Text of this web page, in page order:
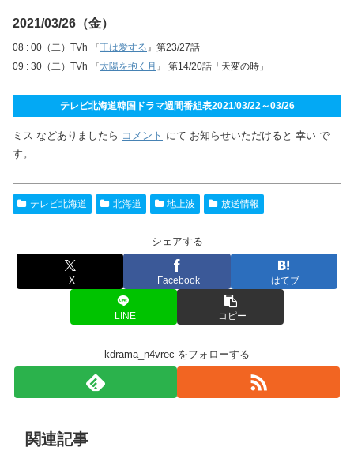
2021/03/26（金）
08 : 00（二）TVh 『王は愛する』第23/27話
09 : 30（二）TVh 『太陽を抱く月 』 第14/20話「天変の時」
テレビ北海道韓国ドラマ週間番組表2021/03/22～03/26
ミス などありましたら コメント にて お知らせいただけると 幸い で
す。
テレビ北海道 北海道 地上波 放送情報
シェアする
X Facebook はてブ
LINE コピー
kdrama_n4vrec をフォローする
関連記事